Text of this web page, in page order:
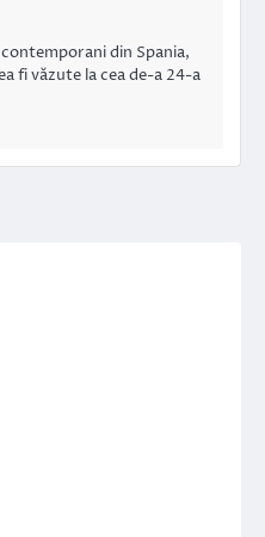
din Spania,
fi văzute la cea de-a 24-a